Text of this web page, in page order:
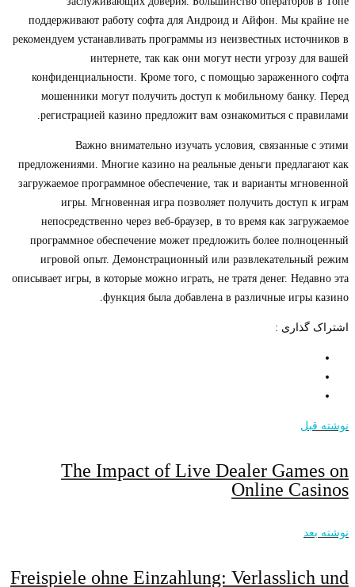
поддерживают работу софта для Андроид и Айфон. Мы крайне не
рекомендуем устанавливать программы из неизвестных источников в
интернете, так как они могут нести угрозу для вашей
конфиденциальности. Кроме того, с помощью зараженного софта
мошенники могут получить доступ к мобильному банку. Перед
регистрацией казино предложит вам ознакомиться с правилами.
Важно внимательно изучать условия, связанные с этими
предложениями. Многие казино на реальные деньги предлагают как
загружаемое программное обеспечение, так и варианты мгновенной
игры. Мгновенная игра позволяет получить доступ к играм
непосредственно через веб-браузер, в то время как загружаемое
программное обеспечение может предложить более полноценный
игровой опыт. Демонстрационный или развлекательный режим
описывает игры, в которые можно играть, не тратя денег. Недавно эта
функция была добавлена ​​в различные игры казино.
اشتراک گذاری :
نوشته قبل
The Impact of Live Dealer Games on
Online Casinos
نوشته بعد
Freispiele ohne Einzahlung: Verlasslich und